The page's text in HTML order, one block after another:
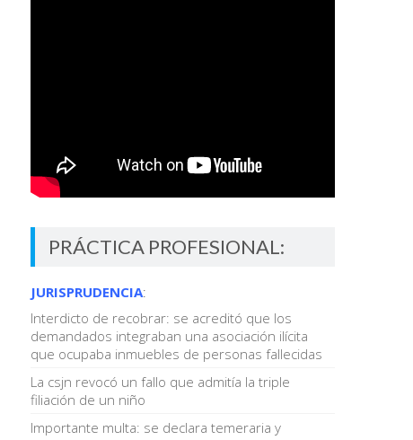
PRÁCTICA PROFESIONAL:
JURISPRUDENCIA:
Interdicto de recobrar: se acreditó que los
demandados integraban una asociación ilícita
que ocupaba inmuebles de personas fallecidas
La csjn revocó un fallo que admitía la triple
filiación de un niño
Importante multa: se declara temeraria y